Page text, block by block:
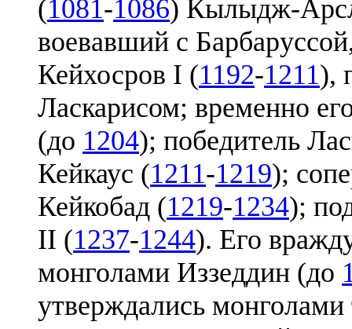
(1081-1086) Кылыдж-
воевавший с
Кейхосров I (1192-1211),
Ласкарисом; временно
(до 1204); победитель
Кейкаус (1211-1219);
Кейкобад (1219-1234);
II (1237-1244). Его
монголами Иззеддин (до
утверждались